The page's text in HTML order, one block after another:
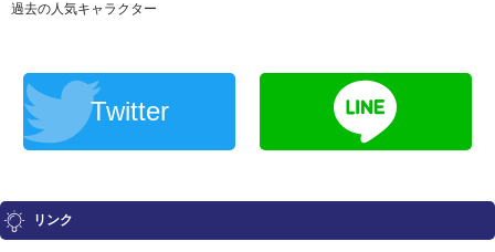
過去の人気キャラクター
Twitter
リンク